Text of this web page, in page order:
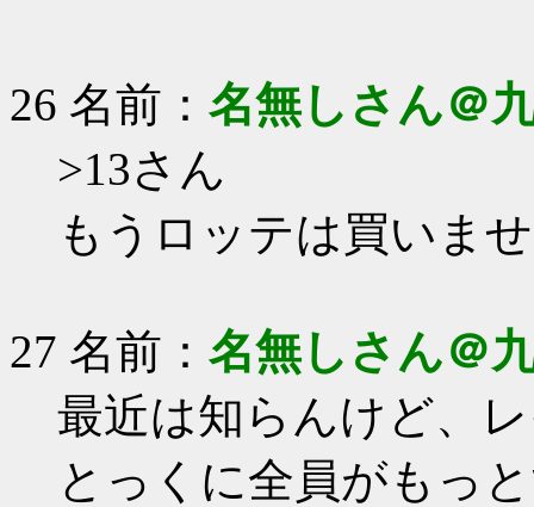
26 名前： 名無しさん＠
>13さん
もうロッテは買いま
27 名前： 名無しさん＠
最近は知らんけど、
とっくに全員がもっ